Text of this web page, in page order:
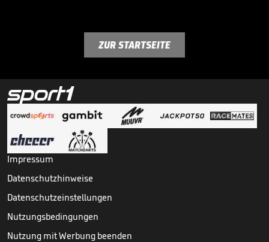
ZUR STARTSEITE
Impressum
Datenschutzhinweise
Datenschutzeinstellungen
Nutzungsbedingungen
Nutzung mit Werbung beenden